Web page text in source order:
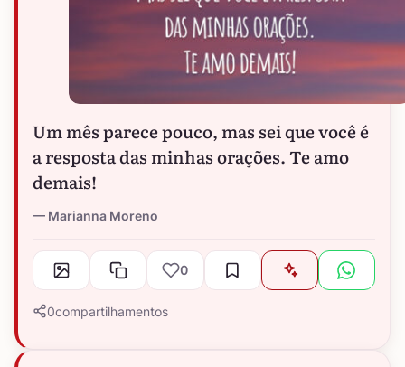
Um mês parece pouco, mas sei que você é
a resposta das minhas orações. Te amo
demais!
Marianna Moreno
0
0compartilhamentos